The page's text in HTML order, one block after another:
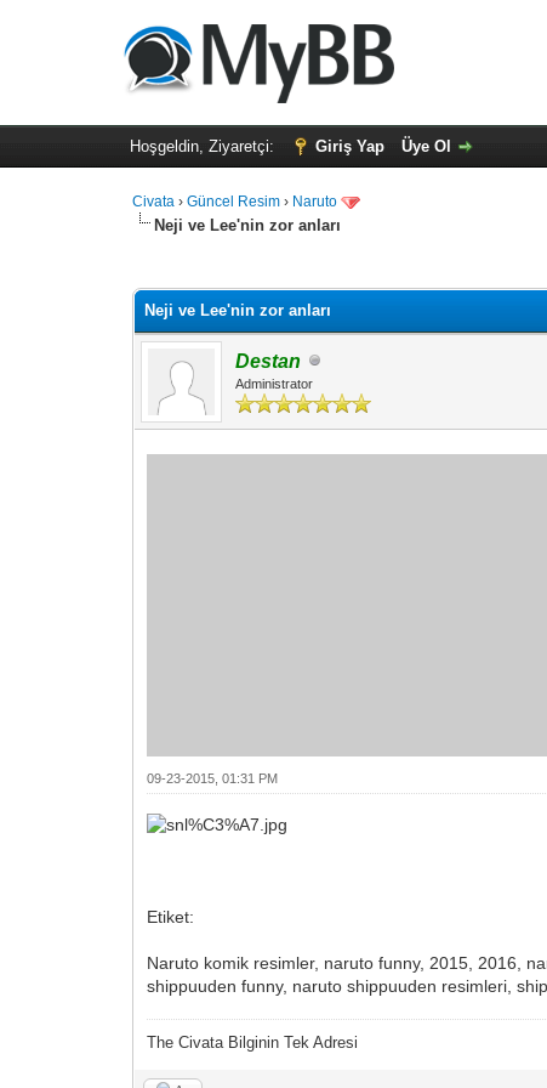
Hoşgeldin, Ziyaretçi: Giriş Yap Üye Ol
Civata ›Güncel Resim › Naruto
Neji ve Lee'nin zor anları
Neji ve Lee'nin zor anları
Destan
Administrator
09-23-2015, 01:31 PM
Etiket:
Naruto komik resimler, naruto funny, 2015, 2016,
shippuuden funny, naruto shippuuden resimleri,
The Civata Bilginin Tek Adresi